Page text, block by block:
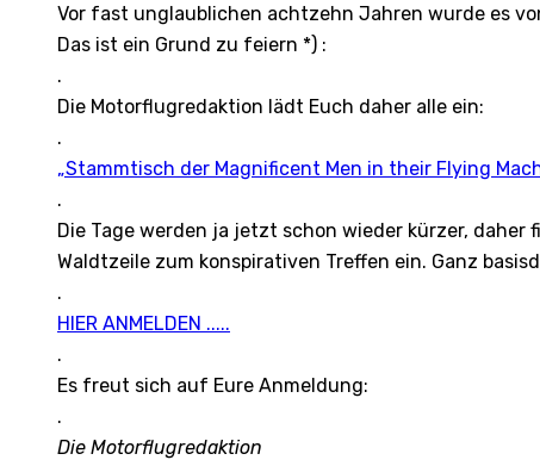
Vor fast unglaublichen achtzehn Jahren wurde es
Das ist ein Grund zu feiern *) :
.
Die Motorflugredaktion lädt Euch daher alle ein:
.
„Stammtisch der Magnificent Men in their Flying
.
Die Tage werden ja jetzt schon wieder kürzer,
Waldtzeile zum konspirativen Treffen ein. Ganz
.
HIER ANMELDEN .....
.
Es freut sich auf Eure Anmeldung:
.
Die Motorflugredaktion